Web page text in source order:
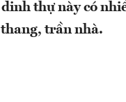
thự này có
trần nhà.